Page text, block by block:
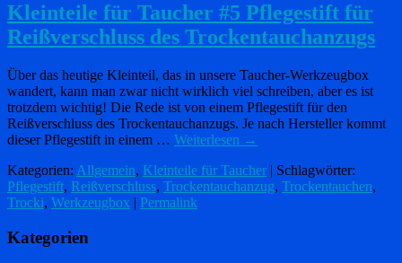
Kleinteile für Taucher #5 Pflegestift für
Reißverschluss des Trockentauchanzugs
Über das heutige Kleinteil, das in unsere Taucher-Werkzeugbox
wandert, kann man zwar nicht wirklich viel schreiben, aber es ist
trotzdem wichtig! Die Rede ist von einem Pflegestift für den
Reißverschluss des Trockentauchanzugs. Je nach Hersteller kommt
dieser Pflegestift in einem … Weiterlesen →
Kategorien: Allgemein, Kleinteile für Taucher | Schlagwörter:
Pflegestift, Reißverschluss, Trockentauchanzug, Trockentauchen,
Trocki, Werkzeugbox | Permalink
Kategorien